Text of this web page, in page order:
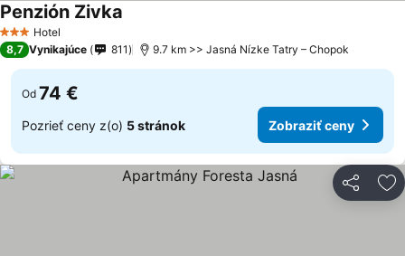
3 Počet hviezdičiek
Hotel
Penzión Zivka
8,7 Vynikajúce 811 9.7 km >> Jasná Nízke Tatry – Chopok
Od 74 €
Pozrieť ceny z(o) 5 stránok Zobraziť ceny
Zdieľať